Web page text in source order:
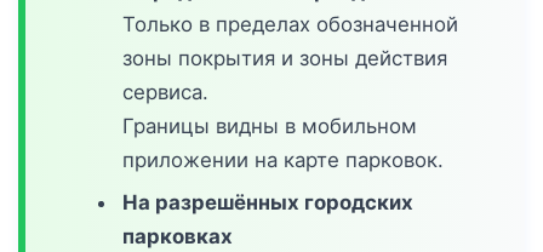
Только в пределах обозначенной
зоны покрытия и зоны действия
сервиса.
Границы видны в мобильном
приложении на карте парковок.
На разрешённых городских
парковках